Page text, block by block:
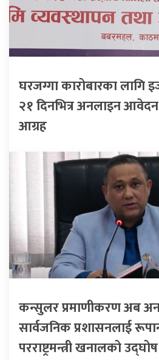
घरजग्गा कारोबारका लागि
२१ दिनभित्र अनलाइन
आग्रह
कन्सुलर प्रमाणीकरण अब
सार्वजनिक प्रशासनलाई
परराष्ट्रमन्त्री खनालको उद्घोष